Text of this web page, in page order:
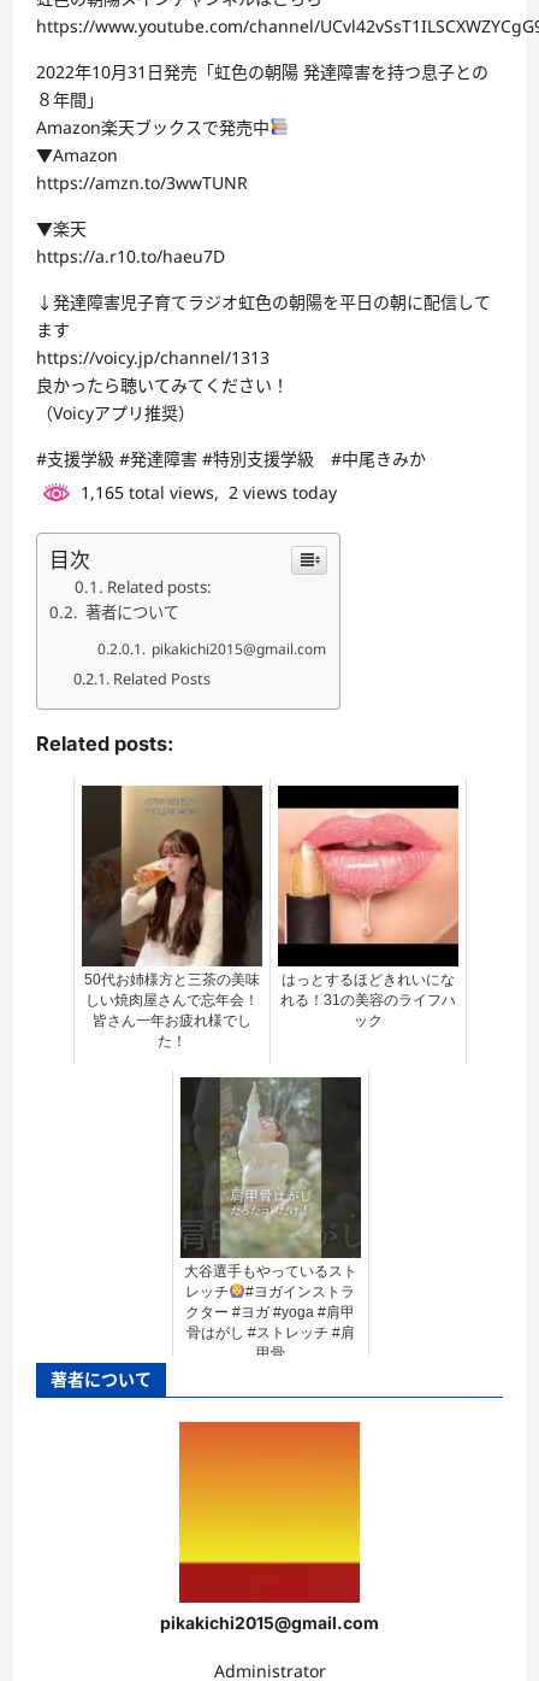
https://www.youtube.com/channel/
2022年10月31日発売「虹色の朝陽 発達障害を持つ息子との
８年間」
Amazon楽天ブックスで発売中
▼Amazon
https://amzn.to/3wwTUNR
▼楽天
https://a.r10.to/haeu7D
↓発達障害児子育てラジオ虹色の朝陽を平日の朝に配信して
ます
https://voicy.jp/channel/1313
良かったら聴いてみてください！
（Voicyアプリ推奨）
#支援学級 #発達障害 #特別支援学級 #中尾きみか
1,165 total views, 2 views today
目次
Related posts:
著者について
pikakichi2015@gmail.com
Related Posts
Related posts:
50代お姉様方と三茶の美味
しい焼肉屋さんで忘年会！
皆さん一年お疲れ様でし
た！
はっとするほどきれいにな
れる！31の美容のライフハ
ック
大谷選手もやっているスト
レッチ
#ヨガインストラ
クター #ヨガ #yoga #肩甲
骨はがし #ストレッチ #肩
甲骨
著者について
pikakichi2015@gmail.com
Administrator